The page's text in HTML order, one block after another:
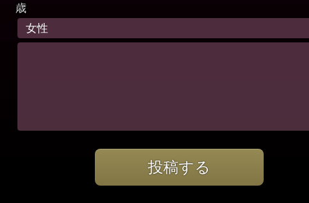
歳
投稿する